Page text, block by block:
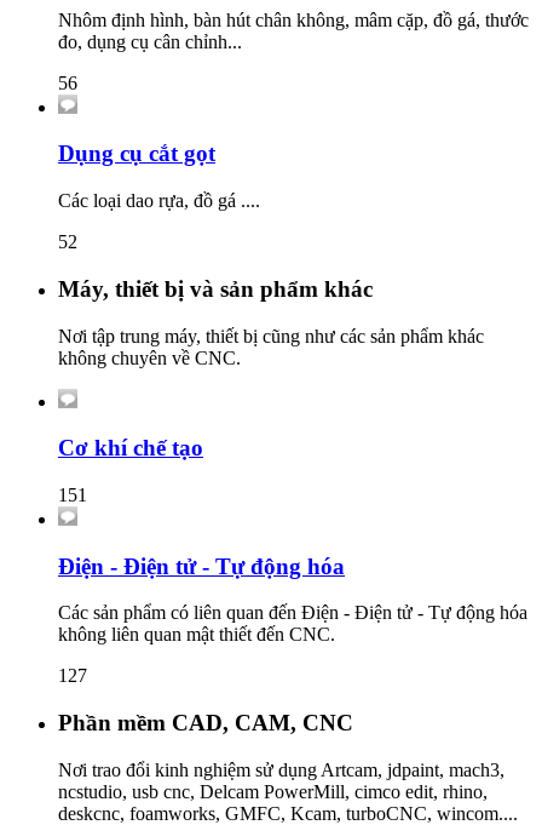
Nhôm định hình, bàn hút chân không, mâm cặp, đồ gá, thước
đo, dụng cụ cân chỉnh...
56
Dụng cụ cắt gọt
Các loại dao rựa, đồ gá ....
52
Máy, thiết bị và sản phẩm khác
Nơi tập trung máy, thiết bị cũng như các sản phẩm khác
không chuyên về CNC.
Cơ khí chế tạo
151
Điện - Điện tử - Tự động hóa
Các sản phẩm có liên quan đến Điện - Điện tử - Tự động hóa
không liên quan mật thiết đến CNC.
127
Phần mềm CAD, CAM, CNC
Nơi trao đổi kinh nghiệm sử dụng Artcam, jdpaint, mach3,
ncstudio, usb cnc, Delcam PowerMill, cimco edit, rhino,
deskcnc, foamworks, GMFC, Kcam, turboCNC, wincom....